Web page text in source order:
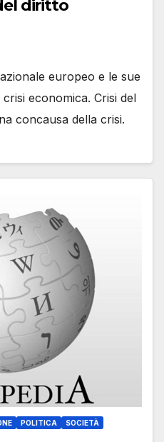
diritto
europeo e le sue
economica. Crisi del
concausa della crisi.
POLITICA SOCIETÀ